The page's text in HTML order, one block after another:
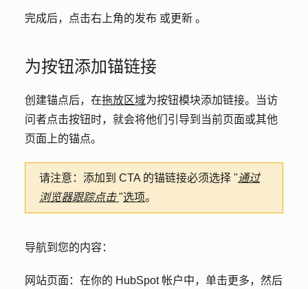
完成后，点击右上角的发布 或更新 。
为按钮添加锚链接
创建锚点后，在拖放区域为按钮模块添加链接。当访
问者点击按钮时，就会将他们引导到当前页面或其他
页面上的锚点。
请注意： 添加到 CTA 的锚链接必须选择 "通过
浏览器跟踪点击"选项。
导航到您的内容：
网站页面 ：在你的 HubSpot 帐户中，单击更多，然后